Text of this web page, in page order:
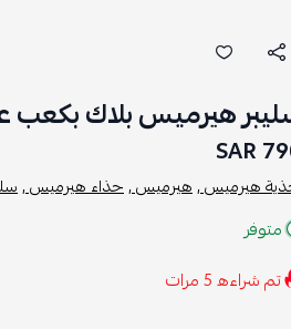
هيرميس بلاك
790
هيرميس ,هيرميس ,حذاء هيرميس ,
متوفر
تم شراءه5مرات